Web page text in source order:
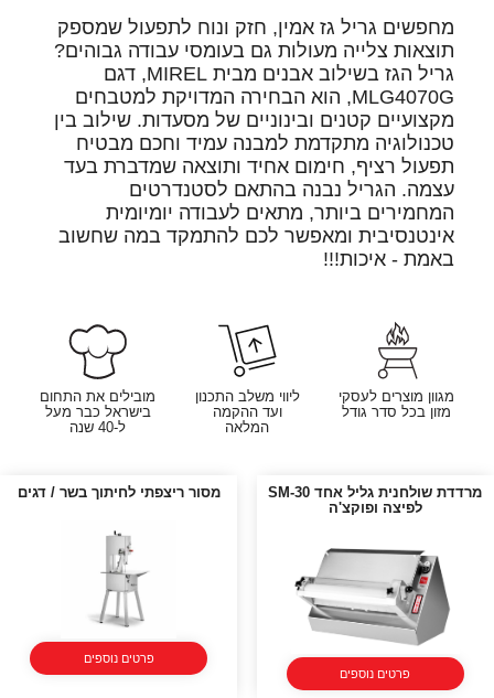
מחפשים גריל גז אמין, חזק ונוח לתפעול שמספק
תוצאות צלייה מעולות גם בעומסי עבודה גבוהים?
גריל הגז בשילוב אבנים מבית MIREL, דגם
MLG4070G, הוא הבחירה המדויקת למטבחים
מקצועיים קטנים ובינוניים של מסעדות. שילוב בין
טכנולוגיה מתקדמת למבנה עמיד וחכם מבטיח
תפעול רציף, חימום אחיד ותוצאה שמדברת בעד
עצמה. הגריל נבנה בהתאם לסטנדרטים
המחמירים ביותר, מתאים לעבודה יומיומית
אינטנסיבית ומאפשר לכם להתמקד במה שחשוב
באמת - איכות!!!
מגוון מוצרים לעסקי
מזון בכל סדר גודל
ליווי משלב התכנון
ועד ההקמה
המלאה
מובילים את התחום
בישראל כבר מעל
ל-40 שנה
מרדדת שולחנית גליל אחד SM-30
לפיצה ופוקצ'ה
פרטים נוספים
מסור ריצפתי לחיתוך בשר / דגים
פרטים נוספים